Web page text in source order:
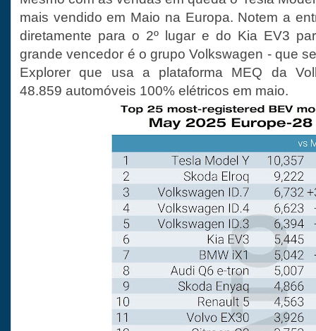
mais vendido em Maio na Europa. Notem a
diretamente para o 2º lugar e do Kia EV3
grande vencedor é o grupo Volkswagen - que
Explorer que usa a plataforma MEQ da
48.859 automóveis 100% elétricos em maio.